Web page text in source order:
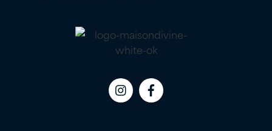
Icon
Icon